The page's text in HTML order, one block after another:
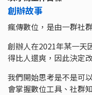
創辦故事
瘋傳數位，是由一群社
創辦人在2021年某一天
得比人還爽，因此決定
我們開始思考是不是可
會掌握數位工具、社群